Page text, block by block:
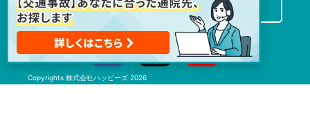
交通事故病院サーチに掲載希望の先生方へ
Copyrights 株式会社ハッピーズ 2026